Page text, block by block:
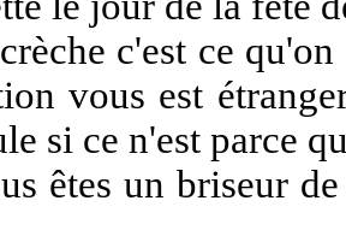
c'est ce qu'on
vous est
si ce n'est parce
un briseur de